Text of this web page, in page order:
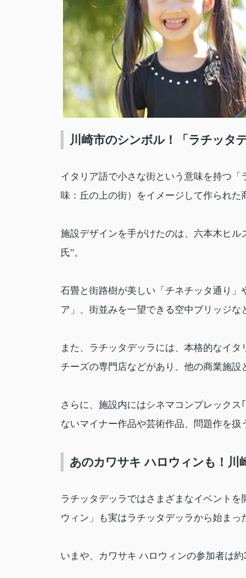
川崎市のシンボル！「ラチッタ
イタリア語で小さな街という意味を持つ
味：丘の上の街）をイメージして作られた
施設デザインを手がけたのは、六本木ヒ
氏”。
石畳と街路樹が美しい「チネチッタ通り
ア」、街並みを一望できる空中ブリッジな
また、ラチッタデッラには、本格的なイ
チーズの専門店などがあり、他の商業施設
さらに、施設内にはシネマコンプレック
ないマイナー作品や芸術作品、問題作を扱
あのカワサキ ハロウィンも！川
ラチッタデッラではさまざまなイベント
ウィン」も実はラチッタデッラから始まっ
いまや、カワサキ ハロウィンの参加者は約